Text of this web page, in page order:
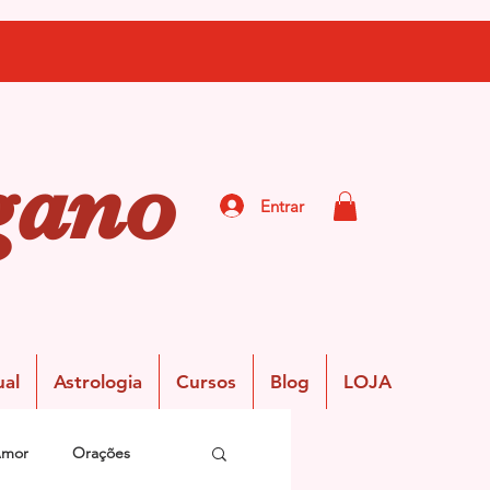
Entrar
Astrologia Cursos Blog LOJA
Orações